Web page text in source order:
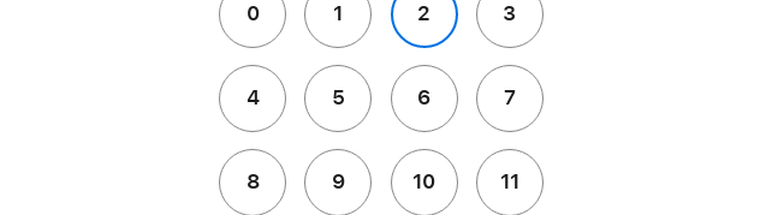
0 1 2 3
4 5 6 7
8 9 10 11